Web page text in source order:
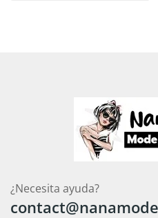
¿Necesita ayuda?